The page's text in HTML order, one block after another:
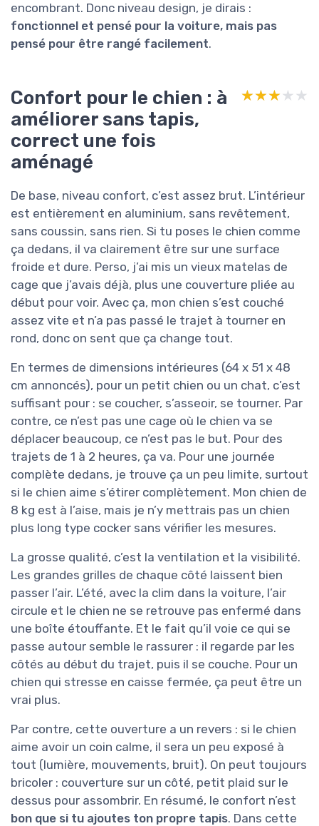
encombrant. Donc niveau design, je dirais :
fonctionnel et pensé pour la voiture, mais pas
pensé pour être rangé facilement.
Confort pour le chien : à
améliorer sans tapis,
correct une fois
aménagé
★★★★★
★★★★★
De base, niveau confort, c’est assez brut. L’intérieur
est entièrement en aluminium, sans revêtement,
sans coussin, sans rien. Si tu poses le chien comme
ça dedans, il va clairement être sur une surface
froide et dure. Perso, j’ai mis un vieux matelas de
cage que j’avais déjà, plus une couverture pliée au
début pour voir. Avec ça, mon chien s’est couché
assez vite et n’a pas passé le trajet à tourner en
rond, donc on sent que ça change tout.
En termes de dimensions intérieures (64 x 51 x 48
cm annoncés), pour un petit chien ou un chat, c’est
suffisant pour : se coucher, s’asseoir, se tourner. Par
contre, ce n’est pas une cage où le chien va se
déplacer beaucoup, ce n’est pas le but. Pour des
trajets de 1 à 2 heures, ça va. Pour une journée
complète dedans, je trouve ça un peu limite, surtout
si le chien aime s’étirer complètement. Mon chien de
8 kg est à l’aise, mais je n’y mettrais pas un chien
plus long type cocker sans vérifier les mesures.
La grosse qualité, c’est la ventilation et la visibilité.
Les grandes grilles de chaque côté laissent bien
passer l’air. L’été, avec la clim dans la voiture, l’air
circule et le chien ne se retrouve pas enfermé dans
une boîte étouffante. Et le fait qu’il voie ce qui se
passe autour semble le rassurer : il regarde par les
côtés au début du trajet, puis il se couche. Pour un
chien qui stresse en caisse fermée, ça peut être un
vrai plus.
Par contre, cette ouverture a un revers : si le chien
aime avoir un coin calme, il sera un peu exposé à
tout (lumière, mouvements, bruit). On peut toujours
bricoler : couverture sur un côté, petit plaid sur le
dessus pour assombrir. En résumé, le confort n’est
bon que si tu ajoutes ton propre tapis. Dans cette